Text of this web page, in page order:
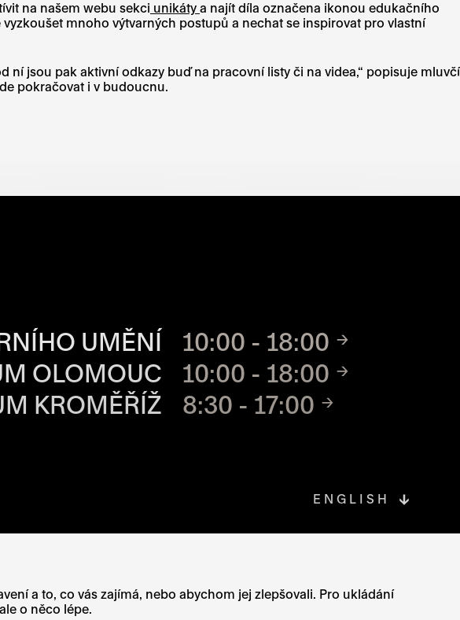
a to, co vás zajímá, nebo abychom jej zlepšovali. Pro ukládání
o něco lépe.
na našem webu sekci unikáty a najít díla označena ikonou edukačního
mnoho výtvarných postupů a nechat se inspirovat pro vlastní
ní jsou pak aktivní odkazy buď na pracovní listy či na videa,“ popisuje mluvčí
pokračovat i v budoucnu.
MÍST
UMĚNÍ
10:00 - 18:00
OLOMOUC
10:00 - 18:00
KROMĚŘÍŽ
8:30 - 17:00
STRÁNCE
NA NOVÉ STRÁNCE
ENGLISH